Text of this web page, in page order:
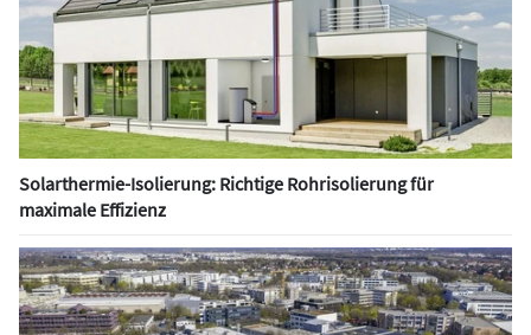
Solarthermie-Isolierung: Richtige Rohrisolierung für
maximale Effizienz